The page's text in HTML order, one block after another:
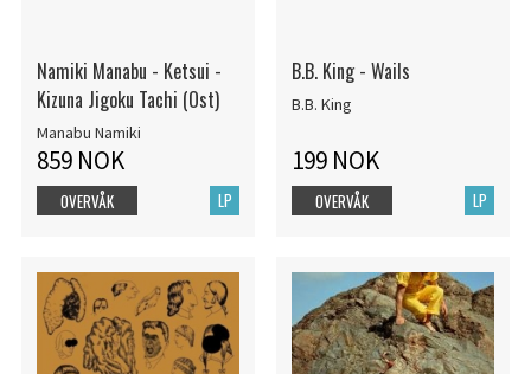
Namiki Manabu - Ketsui -
Kizuna Jigoku Tachi (Ost)
Manabu Namiki
859 NOK
LP
OVERVÅK
B.B. King - Wails
B.B. King
199 NOK
LP
OVERVÅK